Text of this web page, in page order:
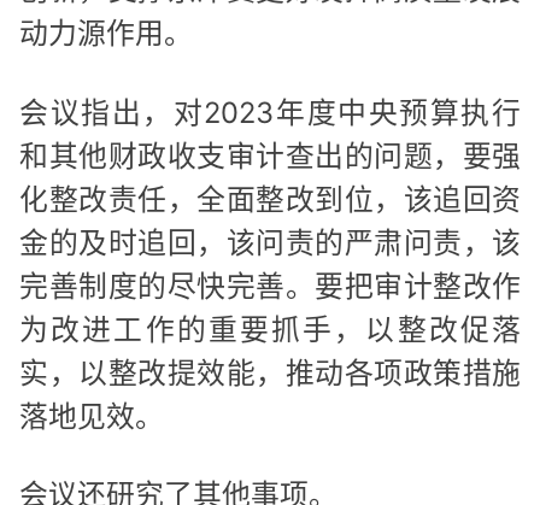
动力源作用。
会议指出，对2023年度中央预算执行
和其他财政收支审计查出的问题，要强
化整改责任，全面整改到位，该追回资
金的及时追回，该问责的严肃问责，该
完善制度的尽快完善。要把审计整改作
为改进工作的重要抓手，以整改促落
实，以整改提效能，推动各项政策措施
落地见效。
会议还研究了其他事项。